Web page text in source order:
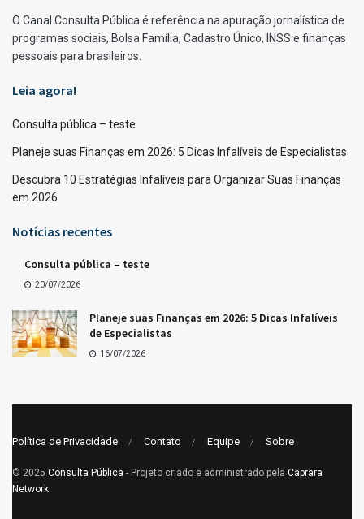
O Canal Consulta Pública é referência na apuração jornalística de
programas sociais, Bolsa Família, Cadastro Único, INSS e finanças
pessoais para brasileiros.
Leia agora!
Consulta pública – teste
Planeje suas Finanças em 2026: 5 Dicas Infalíveis de Especialistas
Descubra 10 Estratégias Infalíveis para Organizar Suas Finanças
em 2026
Notícias recentes
Consulta pública – teste
20/07/2026
Planeje suas Finanças em 2026: 5 Dicas Infalíveis
de Especialistas
16/07/2026
Política de Privacidade Contato Equipe Sobre
© 2025 Consulta Pública - Projeto criado e administrado pela Caprara
Network